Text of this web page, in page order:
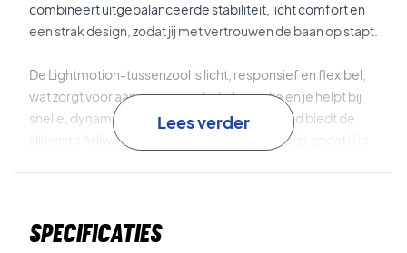
combineert uitgebalanceerde stabiliteit, licht comfort en
een strak design, zodat jij met vertrouwen de baan op stapt.
De Lightmotion-tussenzool is licht, responsief en flexibel,
wat zorgt voor aangename schokabsorptie en je helpt bij
snelle, dynamische bewegingen. Tegelijkertijd biedt de
slijtvaste Adiwear-buitenzool betrouwbare grip, zodat jij je
achtervoet tijdens zijwaartse bewegingen, terwijl de
Lees verder
Specificaties